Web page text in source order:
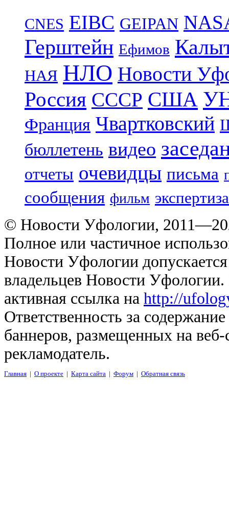
CNES EIBC GEIPAN
Герштейн Ефимов
НАЯ НЛО Новости
Россия СССР США
Франция Чвартковский
бюллетень видео
отчеты очевидцы письма
сообщения фильм экспертиза
© Новости Уфологии,
Полное или частичное
Новости Уфологии
владельцев Новости
активная ссылка на http://
Ответственность за
баннеров, размещенных на
рекламодатель.
Главная | О проекте | Карта сайта | Форум | Обратная связь